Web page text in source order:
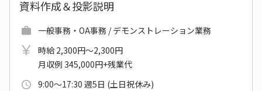
資料作成＆投影説明
一般事務・OA事務 / デモンストレーション業務
時給 2,300円～2,300円
月収例 345,000円+残業代
9:00～17:30 週5日 (土日祝休み)